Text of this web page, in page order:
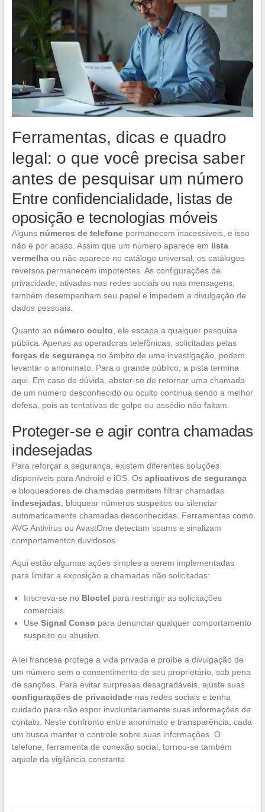
Ferramentas, dicas e quadro
legal: o que você precisa saber
antes de pesquisar um número
Entre confidencialidade, listas de
oposição e tecnologias móveis
Alguns números de telefonepermanecem inacessíveis, e isso
não é por acaso. Assim que um número aparece em lista
vermelhaou não aparece no catálogo universal, os catálogos
reversos permanecem impotentes. As configurações de
privacidade, ativadas nas redes sociais ou nas mensagens,
também desempenham seu papel e impedem a divulgação de
dados pessoais.
Quanto ao número oculto , ele escapa a qualquer pesquisa
pública. Apenas as operadoras telefônicas, solicitadas pelas
forças de segurançano âmbito de uma investigação, podem
levantar o anonimato. Para o grande público, a pista termina
aqui. Em caso de dúvida, abster-se de retornar uma chamada
de um número desconhecido ou oculto continua sendo a melhor
defesa, pois as tentativas de golpe ou assédio não faltam.
Proteger-se e agir contra chamadas
indesejadas
Para reforçar a segurança, existem diferentes soluções
disponíveis para Android e iOS. Os aplicativos de segurança
e bloqueadores de chamadas permitem filtrar chamadas
indesejadas , bloquear números suspeitos ou silenciar
automaticamente chamadas desconhecidas. Ferramentas como
AVG Antivirus ou AvastOne detectam spams e sinalizam
comportamentos duvidosos.
Aqui estão algumas ações simples a serem implementadas
para limitar a exposição a chamadas não solicitadas:
Inscreva-se no Bloctel para restringir as solicitações
comerciais.
Use Signal Conso para denunciar qualquer comportamento
suspeito ou abusivo.
A lei francesa protege a vida privada e proíbe a divulgação de
um número sem o consentimento de seu proprietário, sob pena
de sanções. Para evitar surpresas desagradáveis, ajuste suas
configurações de privacidadenas redes sociais e tenha
cuidado para não expor involuntariamente suas informações de
contato. Neste confronto entre anonimato e transparência, cada
um busca manter o controle sobre suas informações. O
telefone, ferramenta de conexão social, tornou-se também
aquele da vigilância constante.